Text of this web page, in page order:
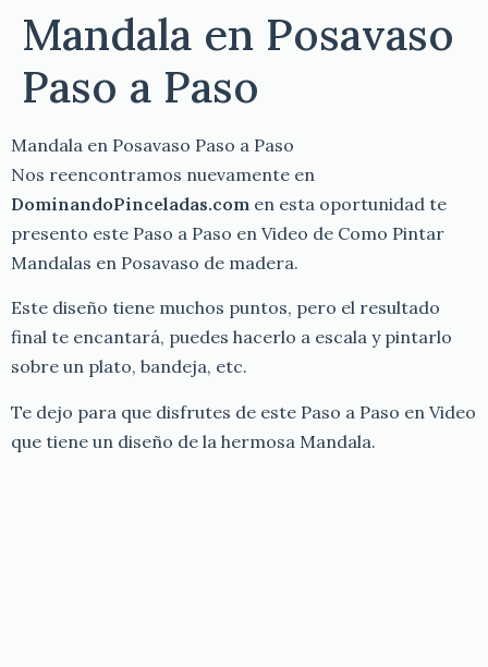
Mandala en Posavaso
Paso a Paso
Mandala en Posavaso Paso a Paso
Nos reencontramos nuevamente en
DominandoPinceladas.com en esta oportunidad te
presento este Paso a Paso en Video de Como Pintar
Mandalas en Posavaso de madera.
Este diseño tiene muchos puntos, pero el resultado
final te encantará, puedes hacerlo a escala y pintarlo
sobre un plato, bandeja, etc.
Te dejo para que disfrutes de este Paso a Paso en Video
que tiene un diseño de la hermosa Mandala.